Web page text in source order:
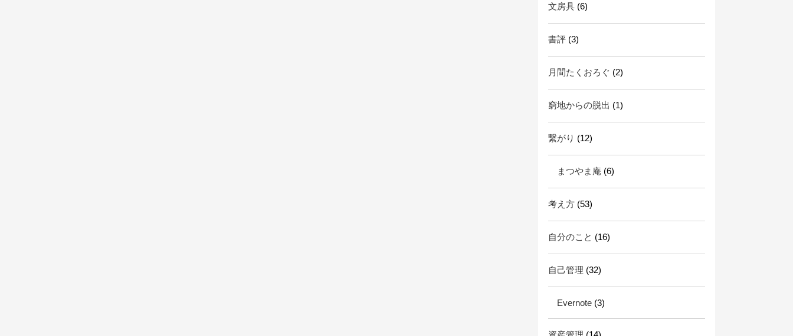
文房具 (6)
書評 (3)
月間たくおろぐ (2)
窮地からの脱出 (1)
繋がり (12)
まつやま庵 (6)
考え方 (53)
自分のこと (16)
自己管理 (32)
Evernote (3)